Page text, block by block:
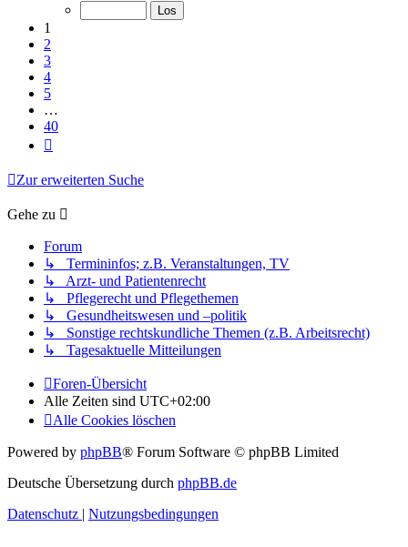
von
1
2
3
4
5
…
40
Zur erweiterten Suche
Gehe zu
Forum
↳ Termininfos; z.B. Veranstaltungen, TV
↳ Arzt- und Patientenrecht
↳ Pflegerecht und Pflegethemen
↳ Gesundheitswesen und –politik
↳ Sonstige rechtskundliche Themen (z.B. Arbeitsrecht)
↳ Tagesaktuelle Mitteilungen
Foren-Übersicht
Alle Zeiten sind UTC+02:00
Alle Cookies löschen
Powered by phpBB® Forum Software © phpBB Limited
Deutsche Übersetzung durch phpBB.de
Datenschutz
Nutzungsbedingungen